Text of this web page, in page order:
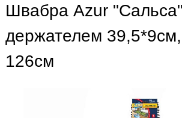
Швабра Azur
держателем
126см